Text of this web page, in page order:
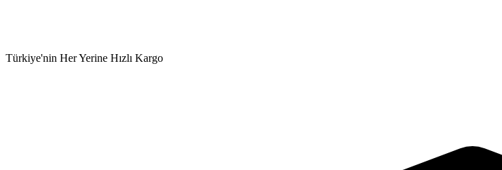
Türkiye'nin Her Yerine Hızlı Kargo